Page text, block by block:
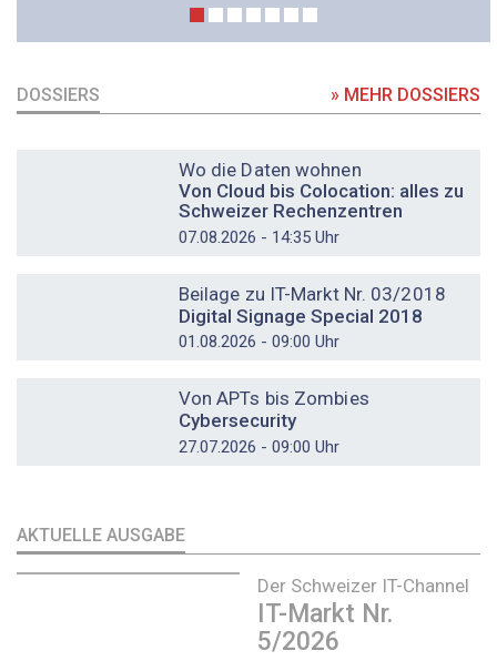
DOSSIERS » MEHR DOSSIERS
Wo die Daten wohnen
Von Cloud bis Colocation: alles zu
Schweizer Rechenzentren
07.08.2026 - 14:35 Uhr
Beilage zu IT-Markt Nr. 03/2018
Digital Signage Special 2018
01.08.2026 - 09:00 Uhr
Von APTs bis Zombies
Cybersecurity
27.07.2026 - 09:00 Uhr
AKTUELLE AUSGABE
Der Schweizer IT-Channel
IT-Markt Nr.
5/2026